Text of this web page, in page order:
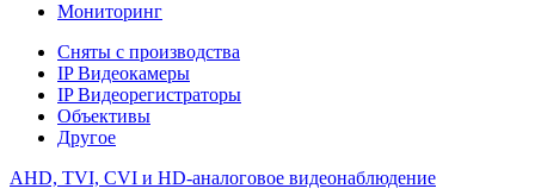
Мониторинг
Сняты с производства
IP Видеокамеры
IP Видеорегистраторы
Объективы
Другое
AHD, TVI, CVI и HD-аналоговое видеонаблюдение